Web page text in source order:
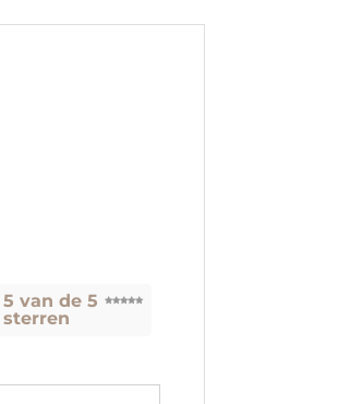
5 van de 5
sterren